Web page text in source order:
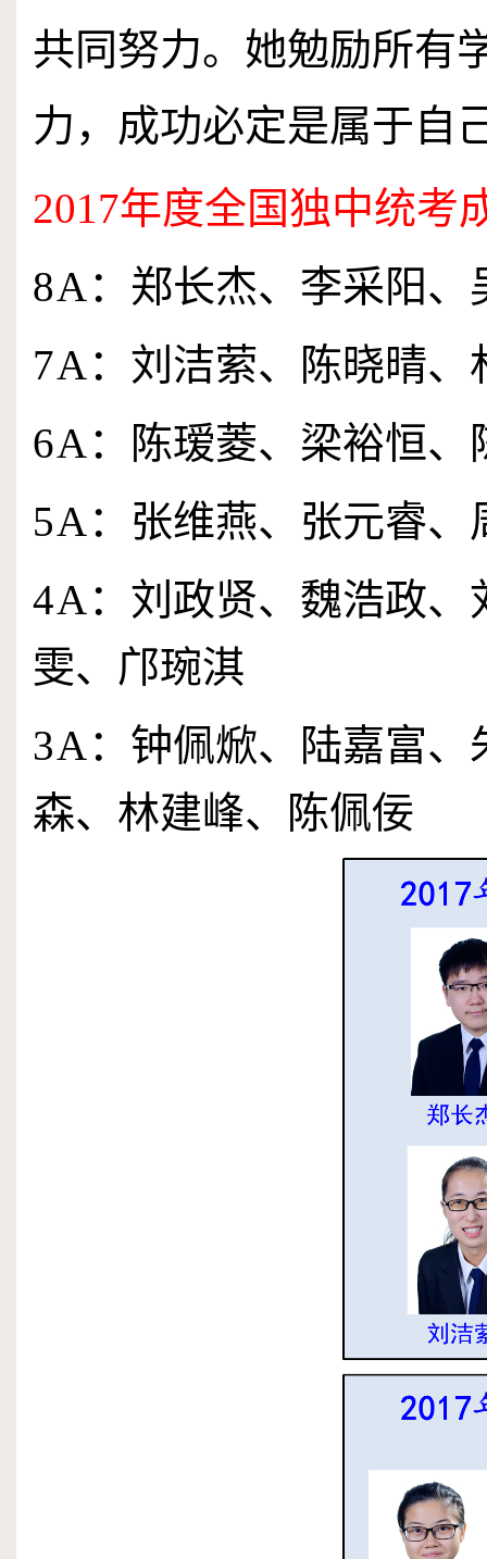
共同努力。她勉励所有
力，成功必定是属于自
2017年度全国独中统考
8A：郑长杰、李采阳、
7A：刘洁萦、陈晓晴、
6A：陈瑷菱、梁裕恒
5A：张维燕、张元睿
4A：刘政贤、魏浩政
雯、邝琬淇
3A：钟佩焮、陆嘉富
森、林建峰、陈佩佞